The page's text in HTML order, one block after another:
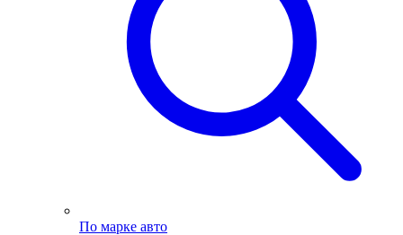
По марке авто